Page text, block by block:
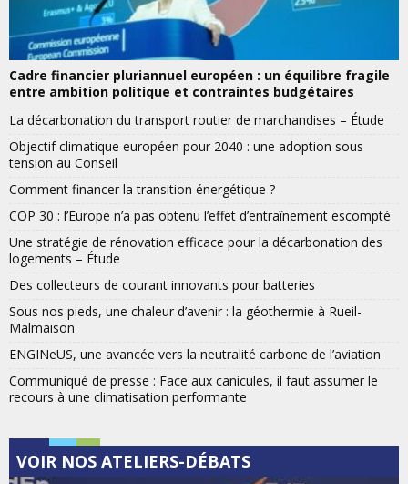
Cadre financier pluriannuel européen : un équilibre fragile
entre ambition politique et contraintes budgétaires
La décarbonation du transport routier de marchandises – Étude
Objectif climatique européen pour 2040 : une adoption sous
tension au Conseil
Comment financer la transition énergétique ?
COP 30 : l’Europe n’a pas obtenu l’effet d’entraînement escompté
Une stratégie de rénovation efficace pour la décarbonation des
logements – Étude
Des collecteurs de courant innovants pour batteries
Sous nos pieds, une chaleur d’avenir : la géothermie à Rueil-
Malmaison
ENGINeUS, une avancée vers la neutralité carbone de l’aviation
Communiqué de presse : Face aux canicules, il faut assumer le
recours à une climatisation performante
VOIR NOS ATELIERS-DÉBATS